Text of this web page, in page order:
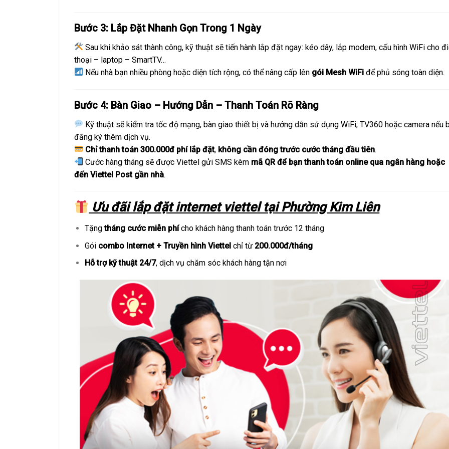
Bước 3: Lắp Đặt Nhanh Gọn Trong 1 Ngày
Sau khi khảo sát thành công, kỹ thuật sẽ tiến hành lắp đặt ngay: kéo dây, lắp modem, cấu hình WiFi cho
thoại – laptop – SmartTV…
Nếu nhà bạn nhiều phòng hoặc diện tích rộng, có thể nâng cấp lên gói Mesh WiFi để phủ sóng toàn diện.
Bước 4: Bàn Giao – Hướng Dẫn – Thanh Toán Rõ Ràng
Kỹ thuật sẽ kiểm tra tốc độ mạng, bàn giao thiết bị và hướng dẫn sử dụng WiFi, TV360 hoặc camera nếu
đăng ký thêm dịch vụ.
Chỉ thanh toán 300.000đ phí lắp đặt, không cần đóng trước cước tháng đầu tiên.
Cước hàng tháng sẽ được Viettel gửi SMS kèm mã QR để bạn thanh toán online qua ngân hàng hoặc
đến Viettel Post gần nhà.
Ưu đãi lắp đặt internet viettel tại Phường Kim Liên
Tặngtháng cước miễn phícho khách hàng thanh toán trước 12 tháng
Gói combo Internet + Truyền hình Viettelchỉ từ 200.000đ/tháng
Hỗ trợ kỹ thuật 24/7, dịch vụ chăm sóc khách hàng tận nơi